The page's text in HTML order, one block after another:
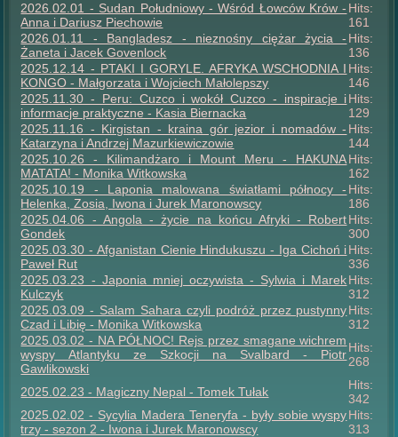
2026.02.01 - Sudan Południowy - Wśród Łowców Krów -
Anna i Dariusz Piechowie
Hits:
161
2026.01.11 - Bangladesz - nieznośny ciężar życia -
Żaneta i Jacek Govenlock
Hits:
136
2025.12.14 - PTAKI I GORYLE. AFRYKA WSCHODNIA I
KONGO - Małgorzata i Wojciech Małolepszy
Hits:
146
2025.11.30 - Peru: Cuzco i wokół Cuzco - inspiracje i
informacje praktyczne - Kasia Biernacka
Hits:
129
2025.11.16 - Kirgistan - kraina gór jezior i nomadów -
Katarzyna i Andrzej Mazurkiewiczowie
Hits:
144
2025.10.26 - Kilimandżaro i Mount Meru - HAKUNA
MATATA! - Monika Witkowska
Hits:
162
2025.10.19 - Laponia malowana światłami północy -
Helenka, Zosia, Iwona i Jurek Maronowscy
Hits:
186
2025.04.06 - Angola - życie na końcu Afryki - Robert
Gondek
Hits:
300
2025.03.30 - Afganistan Cienie Hindukuszu - Iga Cichoń i
Paweł Rut
Hits:
336
2025.03.23 - Japonia mniej oczywista - Sylwia i Marek
Kulczyk
Hits:
312
2025.03.09 - Salam Sahara czyli podróż przez pustynny
Czad i Libię - Monika Witkowska
Hits:
312
2025.03.02 - NA PÓŁNOC! Rejs przez smagane wichrem
wyspy Atlantyku ze Szkocji na Svalbard - Piotr
Gawlikowski
Hits:
268
2025.02.23 - Magiczny Nepal - Tomek Tułak
Hits:
342
2025.02.02 - Sycylia Madera Teneryfa - były sobie wyspy
trzy - sezon 2 - Iwona i Jurek Maronowscy
Hits:
313